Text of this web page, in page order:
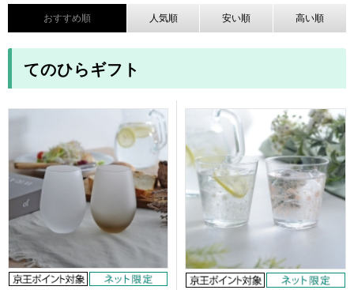
おすすめ順 人気順 安い順 高い順
てのひらギフト